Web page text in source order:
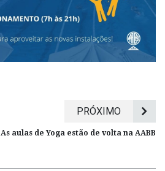
PRÓXIMO
As aulas de Yoga estão de volta na AABB